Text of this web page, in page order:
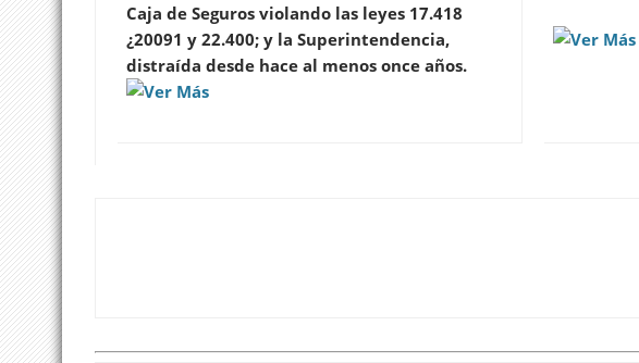
Caja de Seguros violando las leyes 17.418
¿20091 y 22.400; y la Superintendencia,
distraída desde hace al menos once años.